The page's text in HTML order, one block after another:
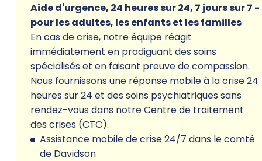
Aide d'urgence, 24 heures sur 24, 7 jours sur 7 -
pour les adultes, les enfants et les familles
En cas de crise, notre équipe réagit
immédiatement en prodiguant des soins
spécialisés et en faisant preuve de compassion.
Nous fournissons une réponse mobile à la crise 24
heures sur 24 et des soins psychiatriques sans
rendez-vous dans notre Centre de traitement
des crises (CTC).
Assistance mobile de crise 24/7 dans le comté
de Davidson